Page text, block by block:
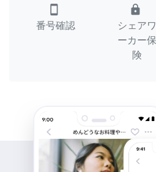
smartphone
番号確認
lock
シェアワ
ーカー保
険